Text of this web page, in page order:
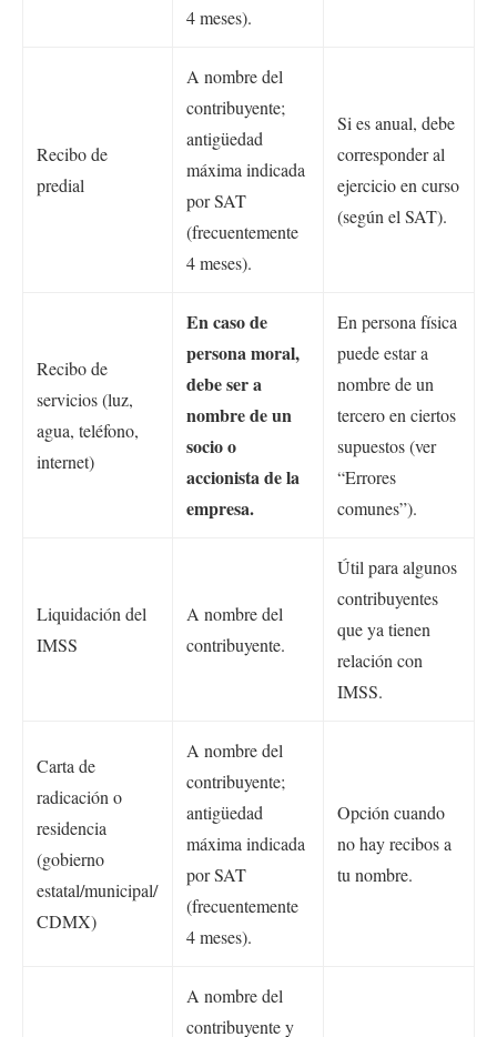
4 meses).
Recibo de
predial
A nombre del
contribuyente;
antigüedad
máxima indicada
por SAT
(frecuentemente
4 meses).
Si es anual, debe
corresponder al
ejercicio en curso
(según el SAT).
Recibo de
servicios (luz,
agua, teléfono,
internet)
En caso de
persona moral,
debe ser a
nombre de un
socio o
accionista de la
empresa.
En persona física
puede estar a
nombre de un
tercero en ciertos
supuestos (ver
“Errores
comunes”).
Liquidación del
IMSS
A nombre del
contribuyente.
Útil para algunos
contribuyentes
que ya tienen
relación con
IMSS.
Carta de
radicación o
residencia
(gobierno
estatal/municipal/
CDMX)
A nombre del
contribuyente;
antigüedad
máxima indicada
por SAT
(frecuentemente
4 meses).
Opción cuando
no hay recibos a
tu nombre.
A nombre del
contribuyente y